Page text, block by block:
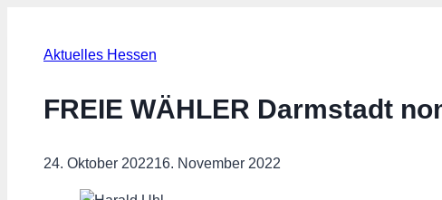
Aktuelles Hessen
FREIE WÄHLER Darmstadt
24. Oktober 202216. November 2022